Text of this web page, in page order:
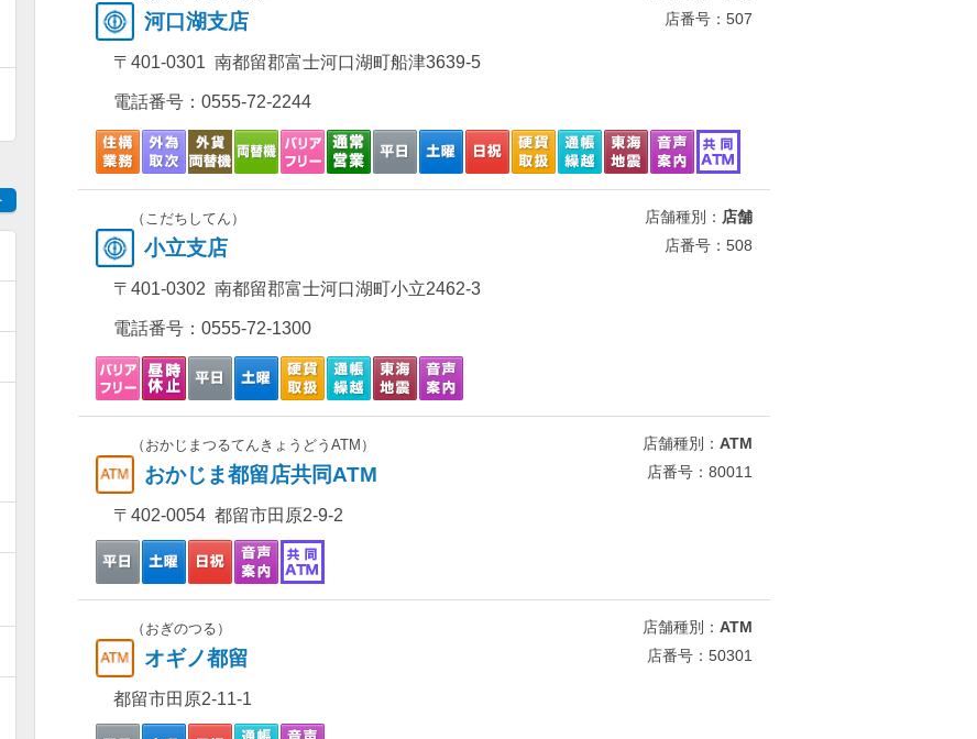
河口湖支店
店番号：507
〒401-0301 南都留郡富士河口湖町船津3639-5
電話番号： 0555-72-2244
（こだちしてん）
小立支店
店舗種別： 店舗
店番号：508
〒401-0302 南都留郡富士河口湖町小立2462-3
電話番号： 0555-72-1300
（おかじまつるてんきょうどうATM）
おかじま都留店共同ATM
店舗種別： ATM
店番号：80011
〒402-0054 都留市田原2-9-2
（おぎのつる）
オギノ都留
店舗種別： ATM
店番号：50301
都留市田原2-11-1